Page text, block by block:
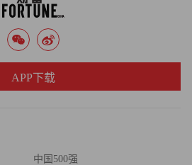
中国500强
APP下载